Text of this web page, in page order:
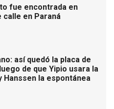
fue encontrada en
calle en Paraná
así quedó la placa de
de que Yipio usara la
Hanssen la espontánea